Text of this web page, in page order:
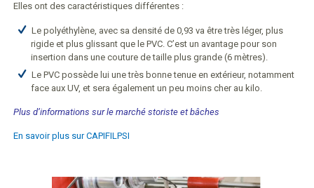
Elles ont des caractéristiques différentes :
Le polyéthylène, avec sa densité de 0,93 va être très léger, plus
rigide et plus glissant que le PVC. C’est un avantage pour son
insertion dans une couture de taille plus grande (6 mètres).
Le PVC possède lui une très bonne tenue en extérieur, notamment
face aux UV, et sera également un peu moins cher au kilo.
Plus d’informations sur le marché storiste et bâches
En savoir plus sur CAPIFILPSI